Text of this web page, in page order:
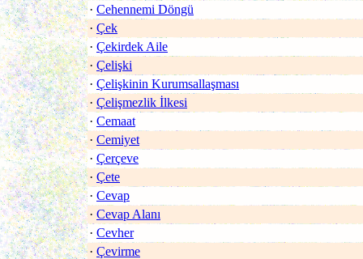
· Cehennemi Döngü
· Çek
· Çekirdek Aile
· Çelişki
· Çelişkinin Kurumsallaşması
· Çelişmezlik İlkesi
· Cemaat
· Cemiyet
· Çerçeve
· Çete
· Cevap
· Cevap Alanı
· Cevher
· Çevirme